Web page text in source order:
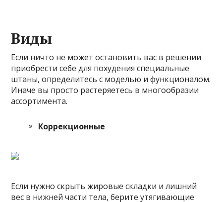
Виды
Если ничто не может остановить вас в решении
приобрести себе для похудения специальные
штаны, определитесь с моделью и функционалом.
Иначе вы просто растеряетесь в многообразии
ассортимента.
Коррекционные
Если нужно скрыть жировые складки и лишний
вес в нижней части тела, берите утягивающие